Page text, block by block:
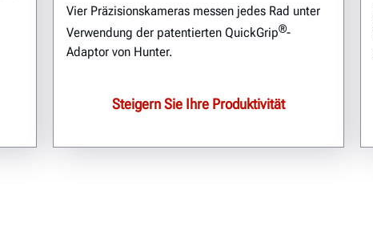
Vier Präzisionskameras messen jedes Rad unter
Verwendung der patentierten QuickGrip®-
Adaptor von Hunter.
Steigern Sie Ihre Produktivität